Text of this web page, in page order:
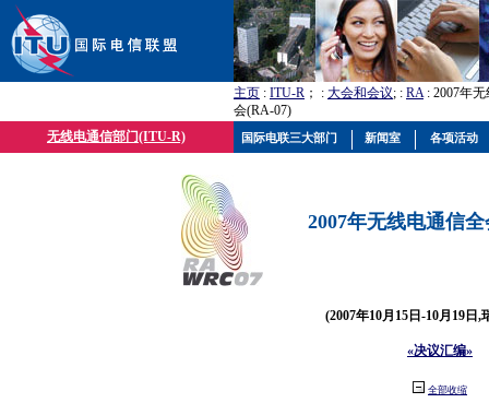
主页 : ITU-R ； : 大会和会议; : RA: 2007年
会(RA-07)
无线电通信部门(ITU-R)
2007年无线电通信
(2007年10月15日-10月19日,
«决议汇编»
全部收缩
国际电联三大部门 新闻室 各项活动